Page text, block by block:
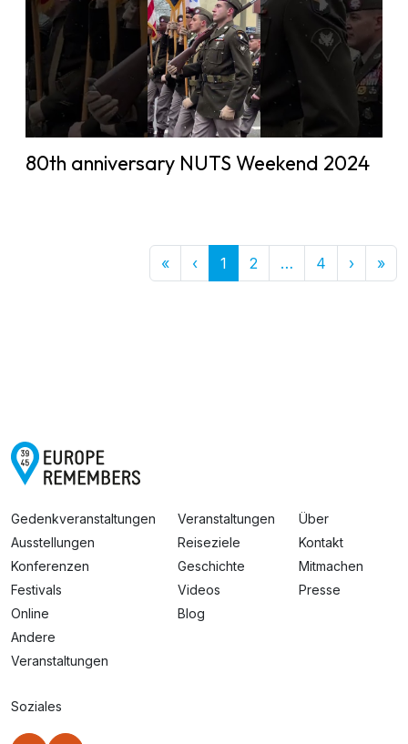
80th anniversary NUTS Weekend 2024
«First
‹Previous
1 2 … More
4 › Next
»
Gedenkveranstaltungen
Ausstellungen
Konferenzen
Festivals
Online
Andere
Veranstaltungen
Veranstaltungen
Reiseziele
Geschichte
Videos
Blog
Über
Kontakt
Mitmachen
Presse
Soziales